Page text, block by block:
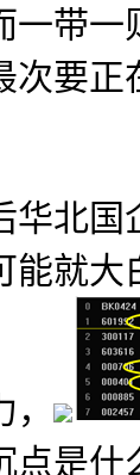
带
要
国
就
是